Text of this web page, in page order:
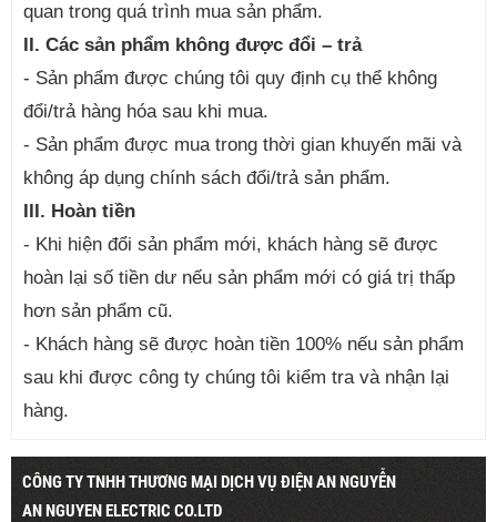
quan trong quá trình mua sản phẩm.
II. Các sản phẩm không được đổi – trả
- Sản phẩm được chúng tôi quy định cụ thể không
đổi/trả hàng hóa sau khi mua.
- Sản phẩm được mua trong thời gian khuyến mãi và
không áp dụng chính sách đổi/trả sản phẩm.
III. Hoàn tiền
- Khi hiện đổi sản phẩm mới, khách hàng sẽ được
hoàn lại số tiền dư nếu sản phẩm mới có giá trị thấp
hơn sản phẩm cũ.
- Khách hàng sẽ được hoàn tiền 100% nếu sản phẩm
sau khi được công ty chúng tôi kiểm tra và nhận lại
hàng.
CÔNG TY TNHH THƯƠNG MẠI DỊCH VỤ ĐIỆN AN NGUYỄN
AN NGUYEN ELECTRIC CO.LTD